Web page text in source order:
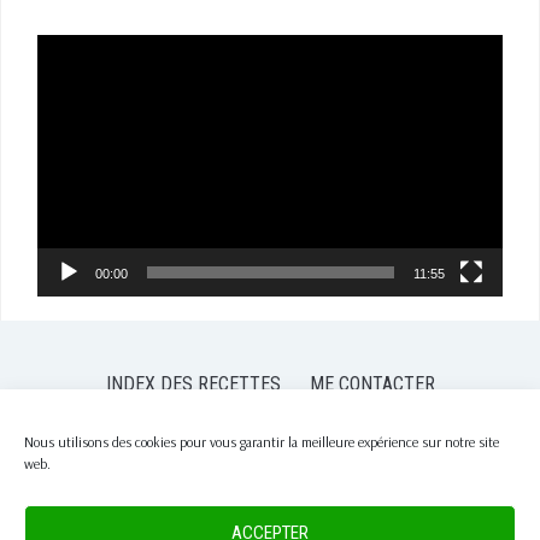
Nous utilisons des cookies pour vous garantir la meilleure expérience sur notre site
web.
ACCEPTER
00:00 11:55
INDEX DES RECETTES
ME CONTACTER
COPYRIGHT © 2026 PASSION NUTRITION